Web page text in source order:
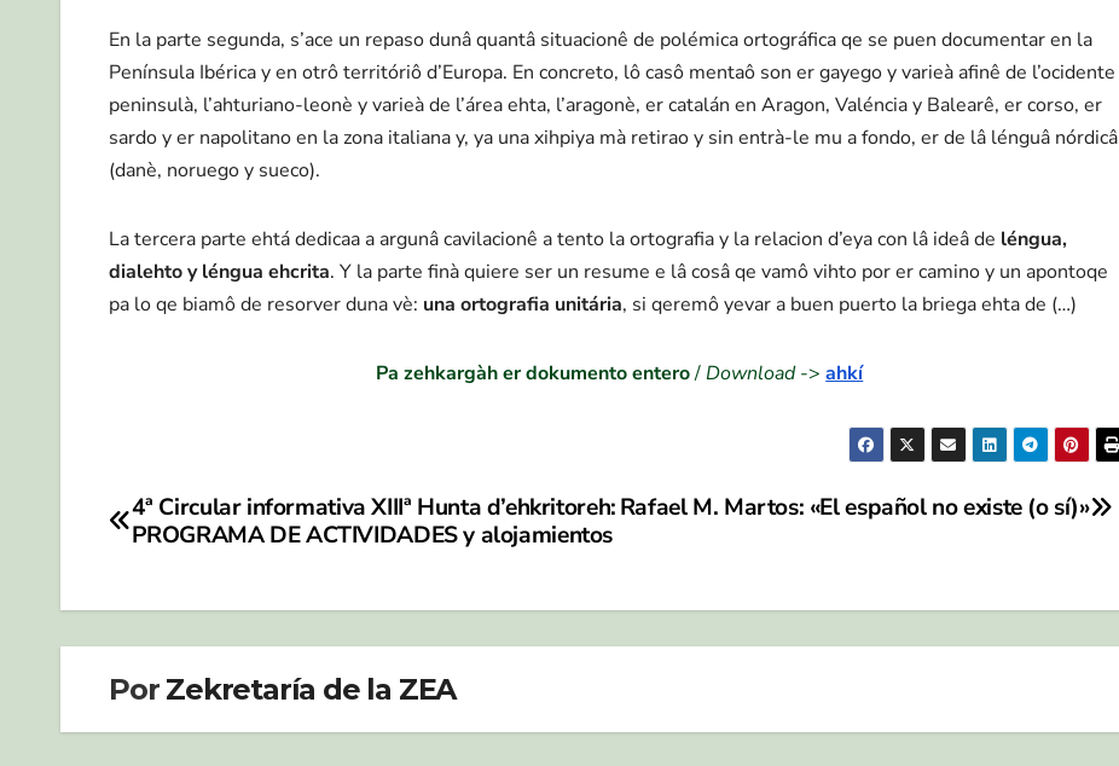
En la parte segunda, s’ace un repaso dunâ quantâ situacionê de polémica ortográfica qe se puen documentar en la
Península Ibérica y en otrô territóriô d’Europa. En concreto, lô casô mentaô son er gayego y varieà afinê de l’ocidente
peninsulà, l’ahturiano-leonè y varieà de l’área ehta, l’aragonè, er catalán en Aragon, Valéncia y Balearê, er corso, er
sardo y er napolitano en la zona italiana y, ya una xihpiya mà retirao y sin entrà-le mu a fondo, er de lâ lénguâ nórdicâ
(danè, noruego y sueco).
La tercera parte ehtá dedicaa a argunâ cavilacionê a tento la ortografia y la relacion d’eya con lâ ideâ de léngua,
dialehto y léngua ehcrita. Y la parte finà quiere ser un resume e lâ cosâ qe vamô vihto por er camino y un apontoqe
pa lo qe biamô de resorver duna vè: una ortografia unitária, si qeremô yevar a buen puerto la briega ehta de (…)
Pa zehkargàh er dokumento entero/Download->ahkí
Navegación
entradas
Rafael M. Martos: «El español no existe (o sí)»
4ª Circular informativa XIIIª Hunta d’ehkritoreh:
PROGRAMA DE ACTIVIDADES y alojamientos
Por Zekretaría de la ZEA